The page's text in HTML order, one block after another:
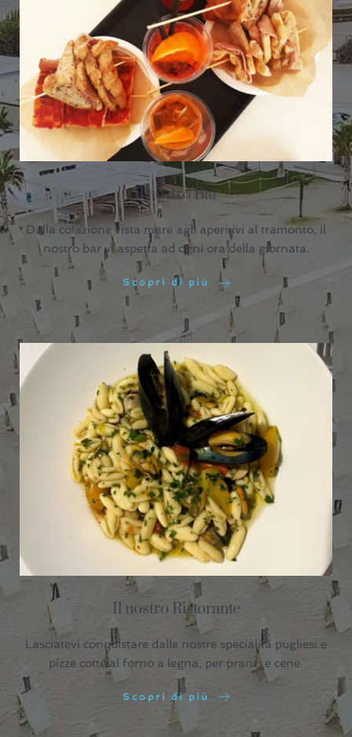
Il nostro Bar
Dalla colazione vista mare agli aperitivi al tramonto, il
nostro bar vi aspetta ad ogni ora della giornata.
Scopri di più
Il nostro Ristorante
Lasciatevi conquistare dalle nostre specialità pugliesi e
pizze cotte al forno a legna, per pranzi e cene.
Scopri di più